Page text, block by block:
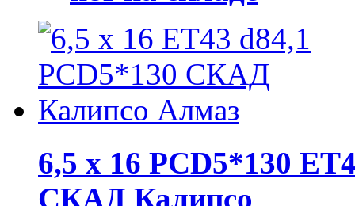
6,5 x 16 PCD5*130
СКАД Калипсо